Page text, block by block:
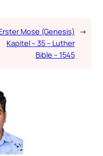
Mose (Genesis)
Kapitel – 35 – Luther
Bible – 1545
→